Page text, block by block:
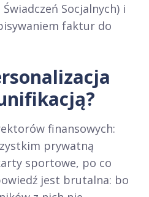
Socjalnych) i
faktur do
finansowych:
prywatną
sportowe, po co
jest brutalna: bo